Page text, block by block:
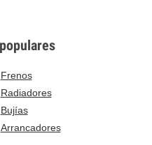
Frenos
Radiadores
Bujías
Arrancadores